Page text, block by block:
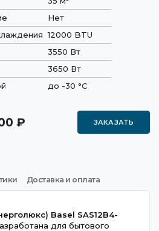
Нет
12000 BTU
3550 Вт
3650 Вт
до -30 °C
₽ ЗАКАЗАТЬ
Доставка и оплата
Basel SAS12B4-
для бытового